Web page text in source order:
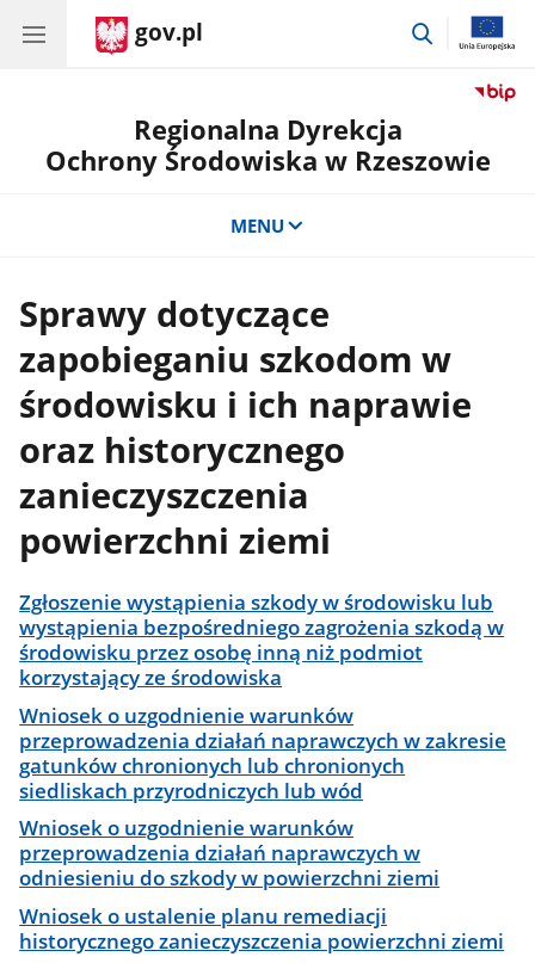
gov.pl
przejdź
Regionalna Dyrekcja
Ochrony Środowiska w Rzeszowie
MENU
Sprawy dotyczące
zapobieganiu szkodom w
środowisku i ich naprawie
oraz historycznego
zanieczyszczenia
powierzchni ziemi
Zgłoszenie wystąpienia szkody w środowisku lub
wystąpienia bezpośredniego zagrożenia szkodą w
środowisku przez osobę inną niż podmiot
korzystający ze środowiska
Wniosek o uzgodnienie warunków
przeprowadzenia działań naprawczych w zakresie
gatunków chronionych lub chronionych
siedliskach przyrodniczych lub wód
Wniosek o uzgodnienie warunków
przeprowadzenia działań naprawczych w
odniesieniu do szkody w powierzchni ziemi
Wniosek o ustalenie planu remediacji
historycznego zanieczyszczenia powierzchni ziemi